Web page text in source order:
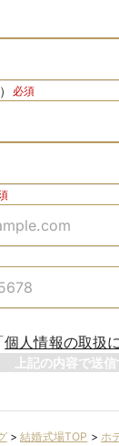
必須
個人情報の取扱
上記の内容で送
>結婚式場TOP > ホ